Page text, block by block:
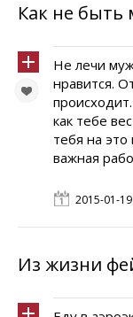
Как не быть
Не лечи
нравится.
как тебе
тебя на
важная
2015-01-
Из жизни